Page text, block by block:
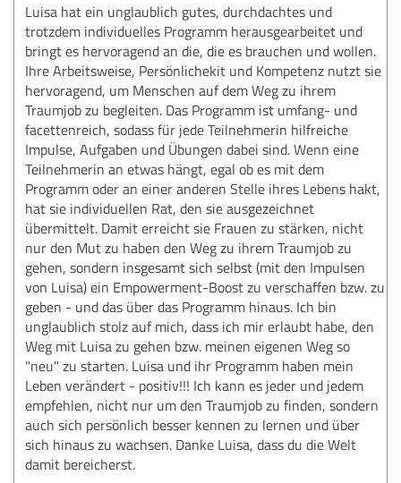
Luisa hat ein unglaublich gutes, durchdachtes und
trotzdem individuelles Programm herausgearbeitet und
bringt es hervoragend an die, die es brauchen und wollen.
Ihre Arbeitsweise, Persönlichekit und Kompetenz nutzt sie
hervoragend, um Menschen auf dem Weg zu ihrem
Traumjob zu begleiten. Das Programm ist umfang- und
facettenreich, sodass für jede Teilnehmerin hilfreiche
Impulse, Aufgaben und Übungen dabei sind. Wenn eine
Teilnehmerin an etwas hängt, egal ob es mit dem
Programm oder an einer anderen Stelle ihres Lebens hakt,
hat sie individuellen Rat, den sie ausgezeichnet
übermittelt. Damit erreicht sie Frauen zu stärken, nicht
nur den Mut zu haben den Weg zu ihrem Traumjob zu
gehen, sondern insgesamt sich selbst (mit den Impulsen
von Luisa) ein Empowerment-Boost zu verschaffen bzw. zu
geben - und das über das Programm hinaus. Ich bin
unglaublich stolz auf mich, dass ich mir erlaubt habe, den
Weg mit Luisa zu gehen bzw. meinen eigenen Weg so
"neu" zu starten. Luisa und ihr Programm haben mein
Leben verändert - positiv!!! Ich kann es jeder und jedem
empfehlen, nicht nur um den Traumjob zu finden, sondern
auch sich persönlich besser kennen zu lernen und über
sich hinaus zu wachsen. Danke Luisa, dass du die Welt
damit bereicherst.